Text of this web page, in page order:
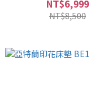
NT$6,999
NT$8,500